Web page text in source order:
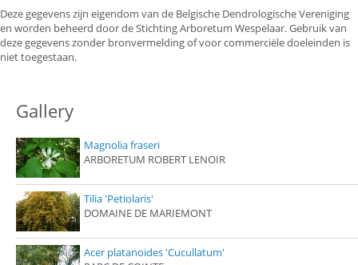
Deze gegevens zijn eigendom van de Belgische Dendrologische Vereniging
en worden beheerd door de Stichting Arboretum Wespelaar. Gebruik van
deze gegevens zonder bronvermelding of voor commerciële doeleinden is
niet toegestaan.
Gallery
Magnolia fraseri
ARBORETUM ROBERT LENOIR
Tilia 'Petiolaris'
DOMAINE DE MARIEMONT
Acer platanoides 'Cucullatum'